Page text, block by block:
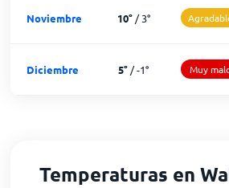
Noviembre 10°/3°
Diciembre 5° /-1° Muy
Temperaturas en